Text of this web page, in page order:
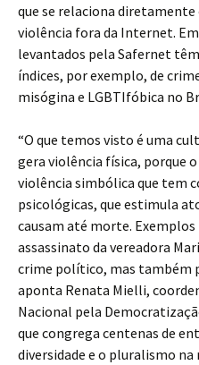
que se relaciona
violência fora da Internet.
levantados pela Safernet
índices, por exemplo, de
misógina e LGBTIfóbica no
“O que temos visto é uma
gera violência física, porque
violência simbólica que tem
psicológicas, que estimula
causam até morte.
assassinato da vereadora
crime político, mas também
aponta Renata Mielli,
Nacional pela
que congrega centenas de
diversidade e o pluralismo na